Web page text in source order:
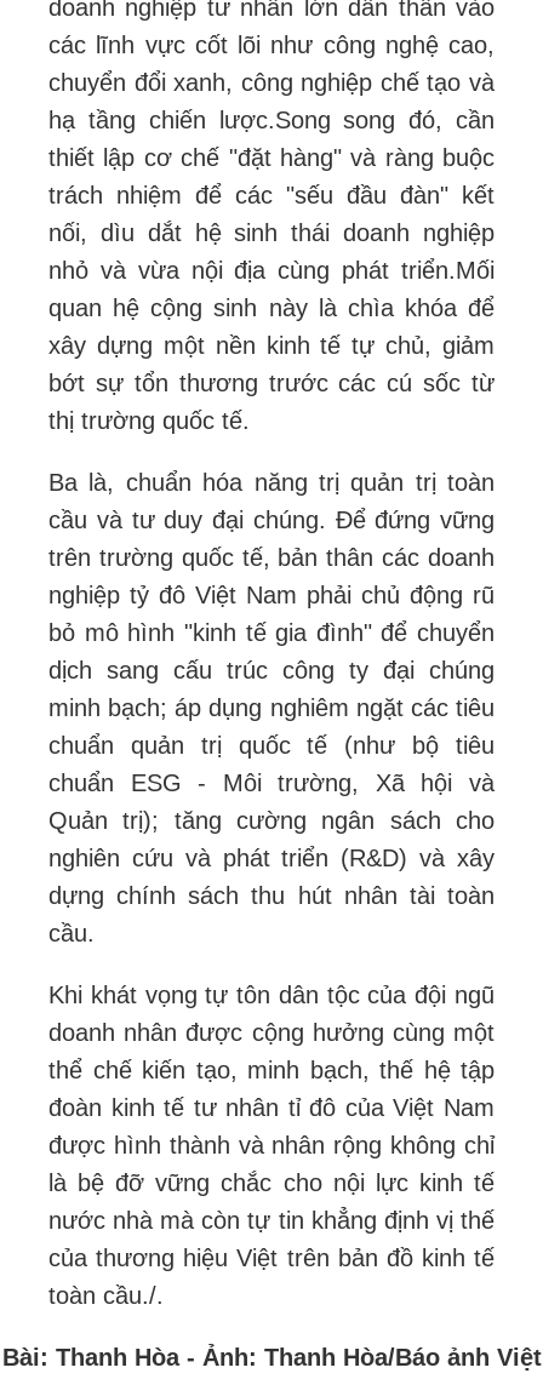
doanh nghiệp tư nhân lớn dấn thân vào
các lĩnh vực cốt lõi như công nghệ cao,
chuyển đổi xanh, công nghiệp chế tạo và
hạ tầng chiến lược.Song song đó, cần
thiết lập cơ chế "đặt hàng" và ràng buộc
trách nhiệm để các "sếu đầu đàn" kết
nối, dìu dắt hệ sinh thái doanh nghiệp
nhỏ và vừa nội địa cùng phát triển.Mối
quan hệ cộng sinh này là chìa khóa để
xây dựng một nền kinh tế tự chủ, giảm
bớt sự tổn thương trước các cú sốc từ
thị trường quốc tế.
Ba là, chuẩn hóa năng trị quản trị toàn
cầu và tư duy đại chúng. Để đứng vững
trên trường quốc tế, bản thân các doanh
nghiệp tỷ đô Việt Nam phải chủ động rũ
bỏ mô hình "kinh tế gia đình" để chuyển
dịch sang cấu trúc công ty đại chúng
minh bạch; áp dụng nghiêm ngặt các tiêu
chuẩn quản trị quốc tế (như bộ tiêu
chuẩn ESG - Môi trường, Xã hội và
Quản trị); tăng cường ngân sách cho
nghiên cứu và phát triển (R&D) và xây
dựng chính sách thu hút nhân tài toàn
cầu.
Khi khát vọng tự tôn dân tộc của đội ngũ
doanh nhân được cộng hưởng cùng một
thể chế kiến tạo, minh bạch, thế hệ tập
đoàn kinh tế tư nhân tỉ đô của Việt Nam
được hình thành và nhân rộng không chỉ
là bệ đỡ vững chắc cho nội lực kinh tế
nước nhà mà còn tự tin khẳng định vị thế
của thương hiệu Việt trên bản đồ kinh tế
toàn cầu./.
Bài: Thanh Hòa - Ảnh: Thanh Hòa/Báo ảnh Việt